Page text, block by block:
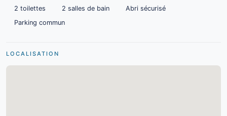
2 toilettes
2 salles de bain
Abri sécurisé
Parking commun
LOCALISATION